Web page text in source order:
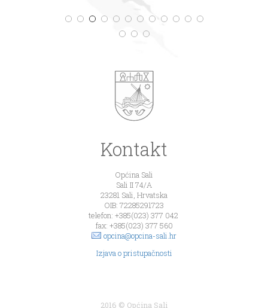
Kontakt
Općina Sali
Sali II 74/A
23281 Sali, Hrvatska
OIB: 72285291723
telefon: +385(023) 377 042
fax: +385(023) 377 560
opcina@opcina-sali.hr
Izjava o pristupačnosti
2016 © Općina Sali